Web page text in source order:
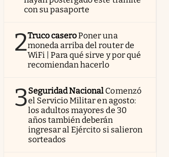
con su pasaporte
2Truco caseroPoner una
moneda arriba del router de
WiFi | Para qué sirve y por qué
recomiendan hacerlo
3Seguridad Nacional Comenzó
el Servicio Militar en agosto:
los adultos mayores de 30
años también deberán
ingresar al Ejército si salieron
sorteados